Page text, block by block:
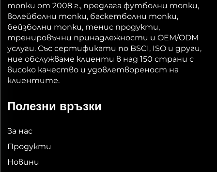
топки от 2008 г., предлага футболни топки,
волейболни топки, баскетболни топки,
бейзболни топки, тенис продукти,
тренировъчни принадлежности и OEM/ODM
услуги. Със сертификати по BSCI, ISO и други,
ние обслужваме клиенти в над 150 страни с
високо качество и удовлетвореност на
клиентите.
Полезни връзки
За нас
Продукти
Новини